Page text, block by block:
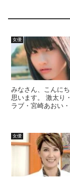
女優
みなさん、こんに
思います。 激太り
ラブ・宮崎あおい
女優